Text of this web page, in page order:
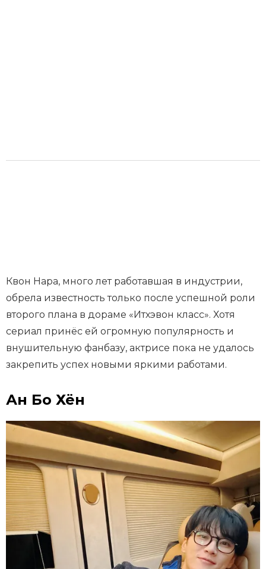
Квон Нара, много лет работавшая в индустрии,
обрела известность только после успешной роли
второго плана в дораме «Итхэвон класс». Хотя
сериал принёс ей огромную популярность и
внушительную фанбазу, актрисе пока не удалось
закрепить успех новыми яркими работами.
Ан Бо Хён